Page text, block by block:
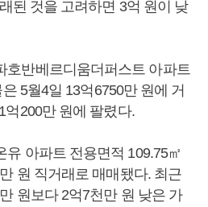
된 것을 고려하면 3억 원이 낮
호반베르디움더퍼스트 아파트
5월4일 13억6750만 원에 거
억200만 원에 팔렸다.
유 아파트 전용면적 109.75㎡
원 직거래로 매매됐다. 최근
원보다 2억7천만 원 낮은 가